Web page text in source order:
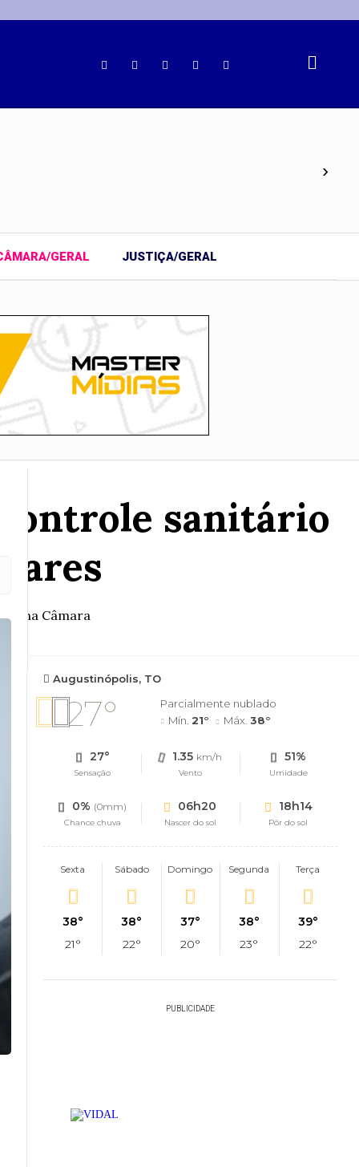
›
GERAL JUSTIÇA/GERAL
sanitário
na Câmara
Augustinópolis, TO
27°
Parcialmente nublado
Mín. 21° Máx. 38°
27°
Sensação
1.35 km/h
Vento
51%
Umidade
0% (0mm)
Chance chuva
06h20
Nascer do sol
18h14
Pôr do sol
Sexta
38°
21°
Sábado
38°
22°
Domingo
37°
20°
Segunda
38°
23°
Terça
39°
22°
PUBLICIDADE